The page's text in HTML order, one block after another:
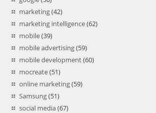
marketing(42)
marketing intelligence(62)
mobile(39)
mobile advertising(59)
mobile development(60)
mocreate(51)
online marketing(59)
Samsung(51)
social media(67)